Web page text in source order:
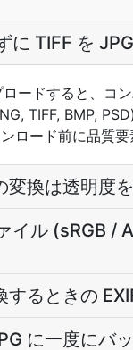
に TIFF を
ードすると、コ
TIFF, BMP,
ロード前に品質要
変換は透明度
イル (sRGB /
するときの
に一度にバ